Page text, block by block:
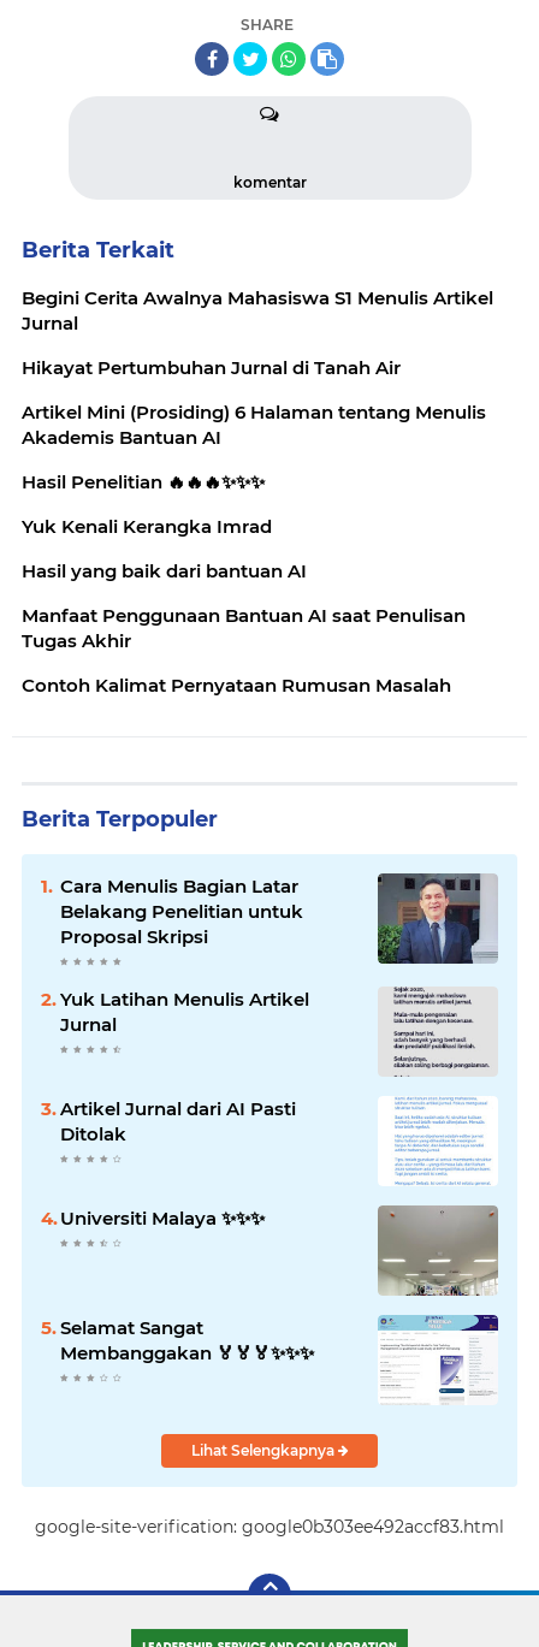
SHARE
komentar
Berita Terkait
Begini Cerita Awalnya Mahasiswa S1 Menulis Artikel
Jurnal
Hikayat Pertumbuhan Jurnal di Tanah Air
Artikel Mini (Prosiding) 6 Halaman tentang Menulis
Akademis Bantuan AI
Hasil Penelitian 🔥🔥🔥✨️✨️✨️
Yuk Kenali Kerangka Imrad
Hasil yang baik dari bantuan AI
Manfaat Penggunaan Bantuan AI saat Penulisan
Tugas Akhir
Contoh Kalimat Pernyataan Rumusan Masalah
Berita Terpopuler
Cara Menulis Bagian Latar
Belakang Penelitian untuk
Proposal Skripsi
Yuk Latihan Menulis Artikel
Jurnal
Artikel Jurnal dari AI Pasti
Ditolak
Universiti Malaya ✨️✨️✨️
Selamat Sangat
Membanggakan 🏅🏅🏅✨️✨️✨️
Lihat Selengkapnya
google-site-verification: google0b303ee492accf83.html